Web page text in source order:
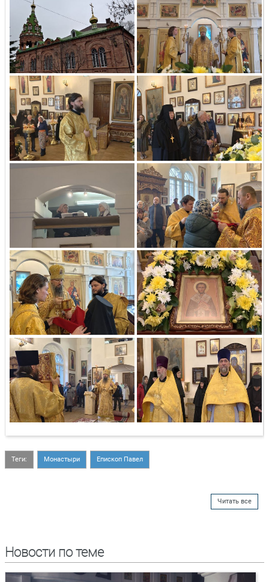
Теги: Монастыри Епископ Павел
Читать все
Новости по теме